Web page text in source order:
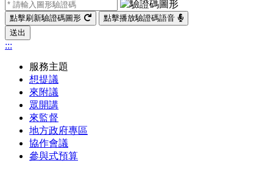
點擊刷新驗證碼圖形
點擊播放驗證碼語音
送出
:::
服務主題
想提議
來附議
眾開講
來監督
地方政府專區
協作會議
參與式預算